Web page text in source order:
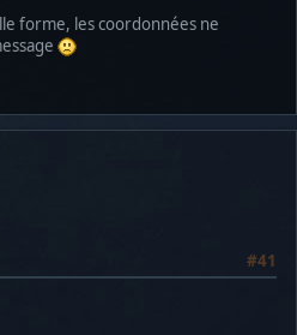
forme, les coordonnées ne
#41